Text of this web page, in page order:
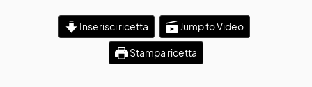
Inserisci ricetta Jump to Video
Stampa ricetta